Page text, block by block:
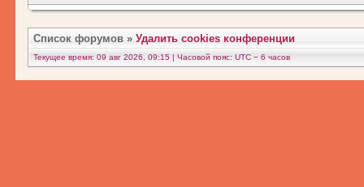
Список форумов » Удалить cookies конференции
Текущее время: 09 авг 2026, 09:15 | Часовой пояс: UTC − 6 часов